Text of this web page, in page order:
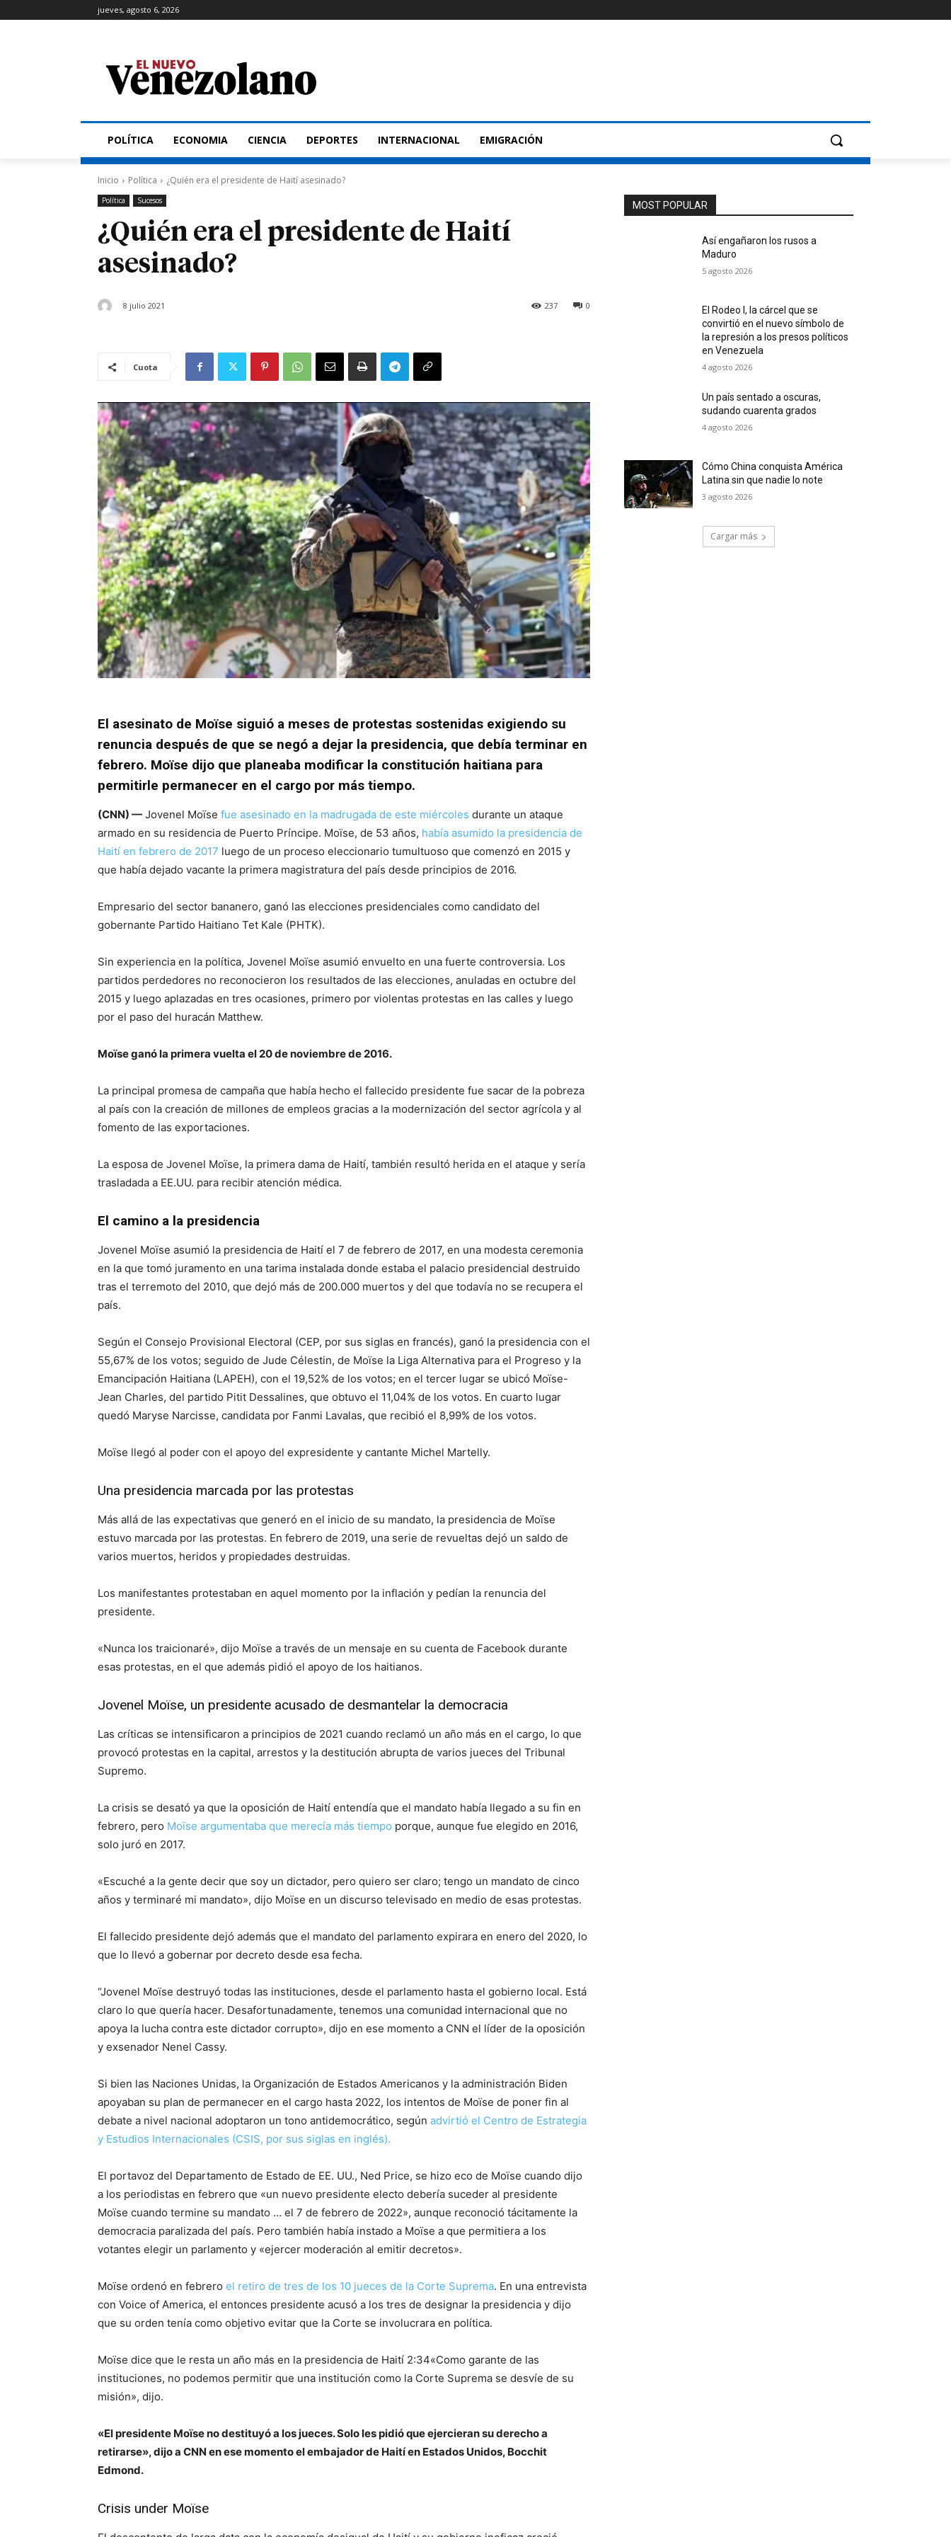
jueves, agosto 6, 2026
POLÍTICA ECONOMIA CIENCIA DEPORTES INTERNACIONAL EMIGRACIÓN
Inicio Política ¿Quién era el presidente de Haití asesinado?
Política Sucesos
¿Quién era el presidente de Haití
asesinado?
8 julio 2021 0
237
Cuota
El asesinato de Moïse siguió a meses de protestas sostenidas exigiendo su
renuncia después de que se negó a dejar la presidencia, que debía terminar en
febrero. Moïse dijo que planeaba modificar la constitución haitiana para
permitirle permanecer en el cargo por más tiempo.
(CNN) — Jovenel Moïse fue asesinado en la madrugada de este miércoles durante un ataque
armado en su residencia de Puerto Príncipe. Moïse, de 53 años, había asumido la presidencia de
Haití en febrero de 2017 luego de un proceso eleccionario tumultuoso que comenzó en 2015 y
que había dejado vacante la primera magistratura del país desde principios de 2016.
Empresario del sector bananero, ganó las elecciones presidenciales como candidato del
gobernante Partido Haitiano Tet Kale (PHTK).
Sin experiencia en la política, Jovenel Moïse asumió envuelto en una fuerte controversia. Los
partidos perdedores no reconocieron los resultados de las elecciones, anuladas en octubre del
2015 y luego aplazadas en tres ocasiones, primero por violentas protestas en las calles y luego
por el paso del huracán Matthew.
Moïse ganó la primera vuelta el 20 de noviembre de 2016.
La principal promesa de campaña que había hecho el fallecido presidente fue sacar de la pobreza
al país con la creación de millones de empleos gracias a la modernización del sector agrícola y al
fomento de las exportaciones.
La esposa de Jovenel Moïse, la primera dama de Haití, también resultó herida en el ataque y sería
trasladada a EE.UU. para recibir atención médica.
El camino a la presidencia
Jovenel Moïse asumió la presidencia de Haití el 7 de febrero de 2017, en una modesta ceremonia
en la que tomó juramento en una tarima instalada donde estaba el palacio presidencial destruido
tras el terremoto del 2010, que dejó más de 200.000 muertos y del que todavía no se recupera el
país.
Según el Consejo Provisional Electoral (CEP, por sus siglas en francés), ganó la presidencia con el
55,67% de los votos; seguido de Jude Célestin, de Moïse la Liga Alternativa para el Progreso y la
Emancipación Haitiana (LAPEH), con el 19,52% de los votos; en el tercer lugar se ubicó Moïse-
Jean Charles, del partido Pitit Dessalines, que obtuvo el 11,04% de los votos. En cuarto lugar
quedó Maryse Narcisse, candidata por Fanmi Lavalas, que recibió el 8,99% de los votos.
Moïse llegó al poder con el apoyo del expresidente y cantante Michel Martelly.
Una presidencia marcada por las protestas
Más allá de las expectativas que generó en el inicio de su mandato, la presidencia de Moïse
estuvo marcada por las protestas. En febrero de 2019, una serie de revueltas dejó un saldo de
varios muertos, heridos y propiedades destruidas.
Los manifestantes protestaban en aquel momento por la inflación y pedían la renuncia del
presidente.
«Nunca los traicionaré», dijo Moïse a través de un mensaje en su cuenta de Facebook durante
esas protestas, en el que además pidió el apoyo de los haitianos.
Jovenel Moïse, un presidente acusado de desmantelar la democracia
Las críticas se intensificaron a principios de 2021 cuando reclamó un año más en el cargo, lo que
provocó protestas en la capital, arrestos y la destitución abrupta de varios jueces del Tribunal
Supremo.
La crisis se desató ya que la oposición de Haití entendía que el mandato había llegado a su fin en
febrero, pero Moïse argumentaba que merecía más tiempo porque, aunque fue elegido en 2016,
solo juró en 2017.
«Escuché a la gente decir que soy un dictador, pero quiero ser claro; tengo un mandato de cinco
años y terminaré mi mandato», dijo Moïse en un discurso televisado en medio de esas protestas.
El fallecido presidente dejó además que el mandato del parlamento expirara en enero del 2020, lo
que lo llevó a gobernar por decreto desde esa fecha.
“Jovenel Moïse destruyó todas las instituciones, desde el parlamento hasta el gobierno local. Está
claro lo que quería hacer. Desafortunadamente, tenemos una comunidad internacional que no
apoya la lucha contra este dictador corrupto», dijo en ese momento a CNN el líder de la oposición
y exsenador Nenel Cassy.
Si bien las Naciones Unidas, la Organización de Estados Americanos y la administración Biden
apoyaban su plan de permanecer en el cargo hasta 2022, los intentos de Moïse de poner fin al
debate a nivel nacional adoptaron un tono antidemocrático, según advirtió el Centro de Estrategia
y Estudios Internacionales (CSIS, por sus siglas en inglés).
El portavoz del Departamento de Estado de EE. UU., Ned Price, se hizo eco de Moïse cuando dijo
a los periodistas en febrero que «un nuevo presidente electo debería suceder al presidente
Moïse cuando termine su mandato … el 7 de febrero de 2022», aunque reconoció tácitamente la
democracia paralizada del país. Pero también había instado a Moïse a que permitiera a los
votantes elegir un parlamento y «ejercer moderación al emitir decretos».
Moïse ordenó en febrero el retiro de tres de los 10 jueces de la Corte Suprema. En una entrevista
con Voice of America, el entonces presidente acusó a los tres de designar la presidencia y dijo
que su orden tenía como objetivo evitar que la Corte se involucrara en política.
Moïse dice que le resta un año más en la presidencia de Haití 2:34«Como garante de las
instituciones, no podemos permitir que una institución como la Corte Suprema se desvíe de su
misión», dijo.
«El presidente Moïse no destituyó a los jueces. Solo les pidió que ejercieran su derecho a
retirarse», dijo a CNN en ese momento el embajador de Haití en Estados Unidos, Bocchit
Edmond.
Crisis under Moïse
MOST POPULAR
Así engañaron los rusos a
Maduro
5 agosto 2026
El Rodeo I, la cárcel que se
convirtió en el nuevo símbolo de
la represión a los presos políticos
en Venezuela
4 agosto 2026
Un país sentado a oscuras,
sudando cuarenta grados
4 agosto 2026
Cómo China conquista América
Latina sin que nadie lo note
3 agosto 2026
Cargar más